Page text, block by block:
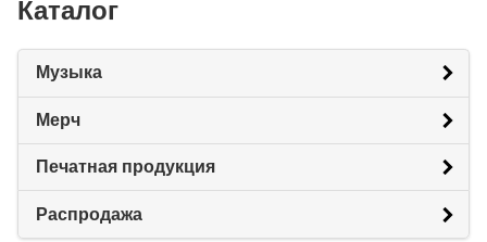
Каталог
Музыка
Мерч
Печатная продукция
Распродажа